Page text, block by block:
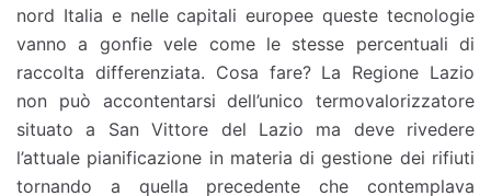
nord Italia e nelle capitali europee queste tecnologie
vanno a gonfie vele come le stesse percentuali di
raccolta differenziata. Cosa fare? La Regione Lazio
non può accontentarsi dell’unico termovalorizzatore
situato a San Vittore del Lazio ma deve rivedere
l’attuale pianificazione in materia di gestione dei rifiuti
tornando a quella precedente che contemplava